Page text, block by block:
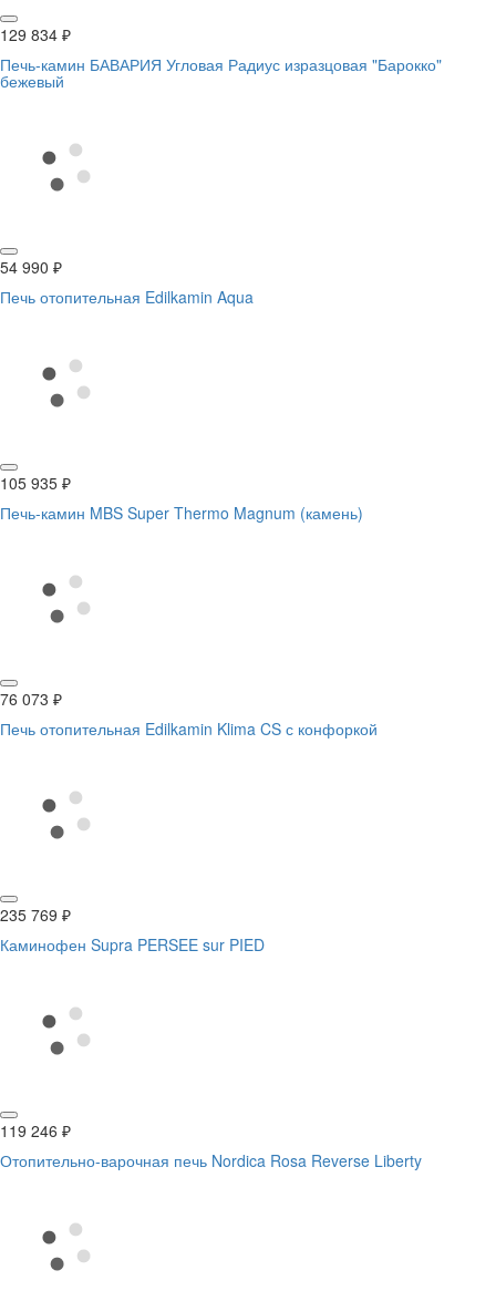
129 834 ₽
Печь-камин БАВАРИЯ Угловая Радиус изразцовая "Барокко"
бежевый
54 990 ₽
Печь отопительная Edilkamin Aqua
105 935 ₽
Печь-камин MBS Super Thermo Magnum (камень)
76 073 ₽
Печь отопительная Edilkamin Klima CS с конфоркой
235 769 ₽
Каминофен Supra PERSEE sur PIED
119 246 ₽
Отопительно-варочная печь Nordica Rosa Reverse Liberty